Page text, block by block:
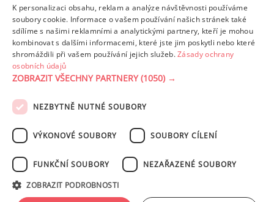
Tuk
z toho nas. mastné kyseliny
39.83 g
24.35 g
Detailní rozpis
PODMÍNKY UŽITÍ ZÁSADY OCHRANY OSOBNÍCH ÚDAJŮ
NASTAVENÍ COOKIES
tohoto serveru je bez písemného souhlasu provozovatele zakázáno.
K personalizaci obsahu, reklam a analýze návštěvnosti používáme
soubory cookie. Informace o vašem používání našich stránek také
sdílíme s našimi reklamními a analytickými partnery, kteří je mohou
kombinovat s dalšími informacemi, které jste jim poskytli nebo které
shromáždili při vašem používání jejich služeb.Zásady ochrany
osobních údajů
ZOBRAZIT VŠECHNY PARTNERY(1050) →
NEZBYTNĚ NUTNÉ SOUBORY
VÝKONOVÉ SOUBORY SOUBORY CÍLENÍ
FUNKČNÍ SOUBORY NEZAŘAZENÉ SOUBORY
ZOBRAZIT PODROBNOSTI